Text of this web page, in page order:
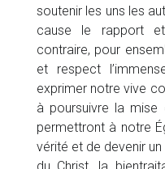
soutenir les uns les
cause le rapport
contraire, pour
et respect
exprimer notre vive
à poursuivre la
permettront à notre
vérité et de devenir un